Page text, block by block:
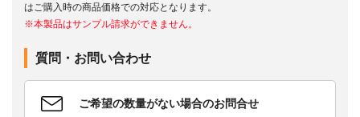
はご購入時の商品価格での対応となります。
※本製品はサンプル請求ができません。
質問・お問い合わせ
ご希望の数量がない場合のお問合せ